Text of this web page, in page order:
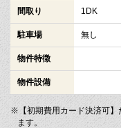
間取り 1DK
駐車場 無し
物件特徴
物件設備
※【初期費用カード決済可】
ます。